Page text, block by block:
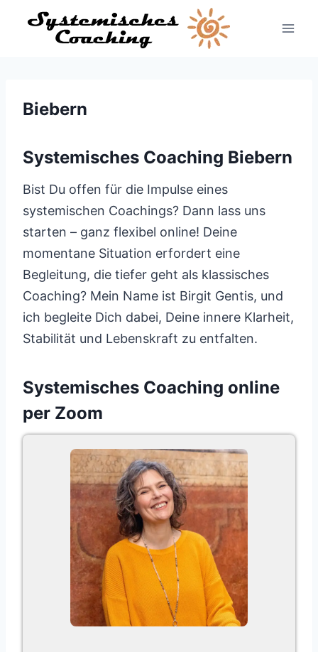
Inhalt
Biebern
Systemisches Coaching Biebern
Bist Du offen für die Impulse eines
systemischen Coachings? Dann lass uns
starten – ganz flexibel online! Deine
momentane Situation erfordert eine
Begleitung, die tiefer geht als klassisches
Coaching? Mein Name ist Birgit Gentis, und
ich begleite Dich dabei, Deine innere Klarheit,
Stabilität und Lebenskraft zu entfalten.
Systemisches Coaching online
per Zoom